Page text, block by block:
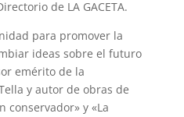
de LA GACETA.
para promover la
ideas sobre el futuro
emérito de la
y autor de obras de
conservador» y «La